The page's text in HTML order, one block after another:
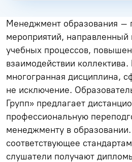
Менеджмент образования –
мероприятий,
учебных процессов,
взаимодействии
многогранная дисциплина,
не исключение.
Групп» предлагает
профессиональную
менеджменту в
соответствующее
слушатели получают